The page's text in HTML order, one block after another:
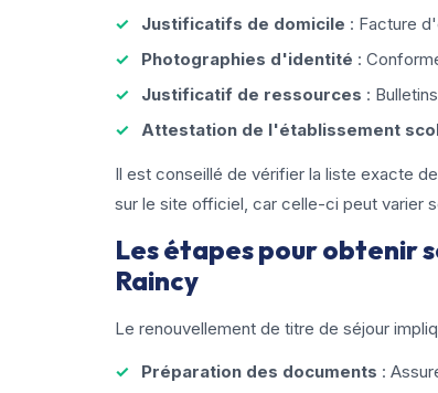
Justificatifs de domicile : Facture
Photographies d'identité :
Justificatif de ressources :
Attestation de l'établissement
Il est conseillé de vérifier la liste exacte
sur le site officiel, car celle-ci peut varier
Les étapes pour obtenir
Raincy
Le renouvellement de titre de séjour
Préparation des documents :